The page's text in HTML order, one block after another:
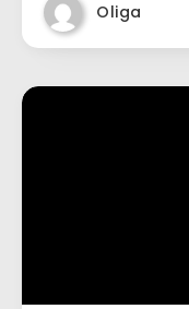
Oliga